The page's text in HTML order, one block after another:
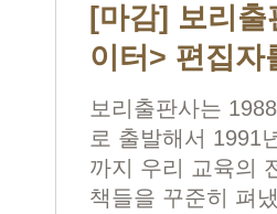
[마감] 보리
이터> 편집
보리출판사는
로 출발해서 1991
까지 우리 교육의
책들을 꾸준히 펴